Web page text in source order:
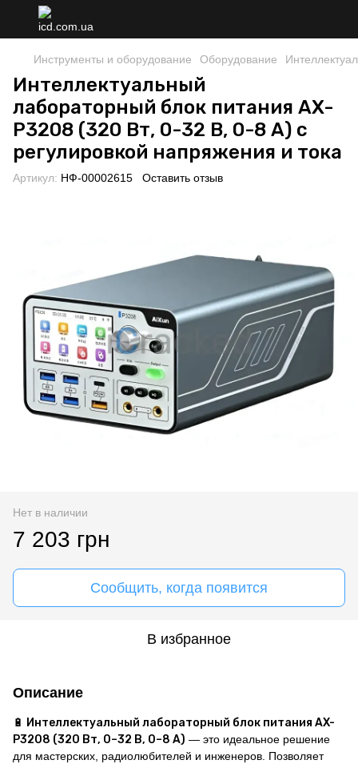
Инструменты и оборудование Оборудование
Интеллектуальный
лабораторный блок питания AX-
P3208 (320 Вт, 0-32 В, 0-8 А) с
регулировкой напряжения и тока
Артикул: НФ-00002615 Оставить отзыв
Нет в наличии
7 203 грн
Сообщить, когда появится
В избранное
Описание
🔋 Интеллектуальный лабораторный блок питания AX-
P3208 (320 Вт, 0–32 В, 0–8 А) — это идеальное решение
для мастерских, радиолюбителей и инженеров. Позволяет